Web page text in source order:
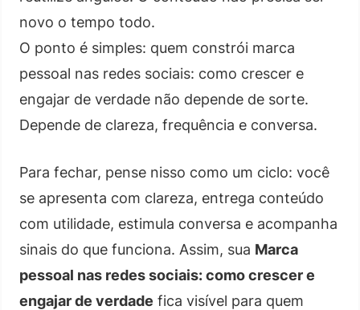
novo o tempo todo.
O ponto é simples: quem constrói marca
pessoal nas redes sociais: como crescer e
engajar de verdade não depende de sorte.
Depende de clareza, frequência e conversa.
Para fechar, pense nisso como um ciclo: você
se apresenta com clareza, entrega conteúdo
com utilidade, estimula conversa e acompanha
sinais do que funciona. Assim, sua Marca
pessoal nas redes sociais: como crescer e
engajar de verdade fica visível para quem